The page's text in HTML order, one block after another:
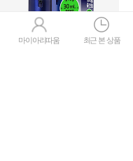
마이아리따움 최근 본 상품